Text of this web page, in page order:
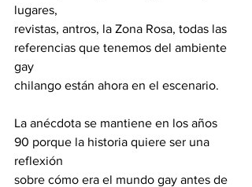
lugares,
revistas, antros, la Zona Rosa, todas las
referencias que tenemos del ambiente
gay
chilango están ahora en el escenario.
La anécdota se mantiene en los años
90 porque la historia quiere ser una
reflexión
sobre cómo era el mundo gay antes de